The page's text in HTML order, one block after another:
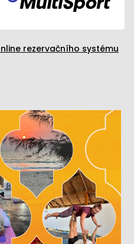
rezervačního systému